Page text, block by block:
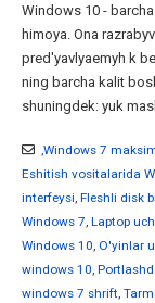
Windows 10 - barcha
himoya. Ona
pred'yavlyaemyh k
ning barcha kalit
shuningdek: yuk
,Windows 7
Eshitish vositalarida
interfeysi, Fleshli disk
Windows 7, Laptop
Windows 10, O'yinlar
windows 10,
windows 7 shrift,